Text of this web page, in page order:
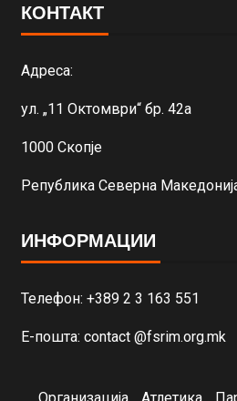
КОНТАКТ
Адреса:
ул. „11 Октомври“ бр. 42а
1000 Скопје
Република Северна
ИНФОРМАЦИИ
Телефон: +389 2 3 163 551
Е-пошта: contact @fsrim.org.mk